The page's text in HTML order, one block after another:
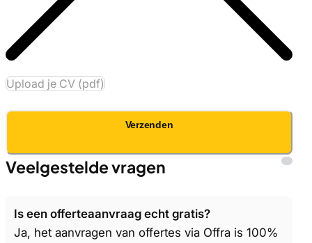
Upload je CV (pdf)
Verzenden
Veelgestelde vragen
Is een offerteaanvraag echt gratis?
Ja, het aanvragen van offertes via Offra is 100%